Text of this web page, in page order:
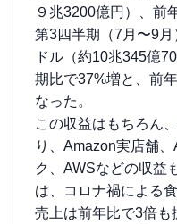
９兆3200億円）、前
第3四半期（7月〜9
ドル（約10兆345億
期比で37%増と、前
なった。
この収益はもちろん
り、Amazon実店舗
ク、AWSなどの収益
は、コロナ禍による
売上は前年比で3倍も